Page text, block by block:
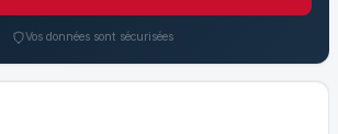
Vos données sont sécurisées